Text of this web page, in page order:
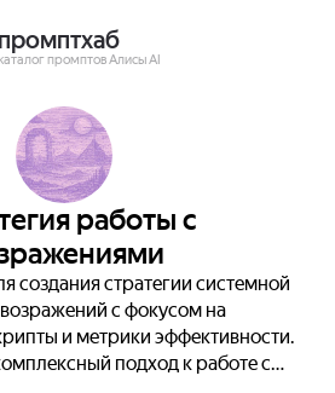
промптхаб
промптов Алисы AI
работы с
создания стратегии системной
с фокусом на
и метрики эффективности.
подход к работе с